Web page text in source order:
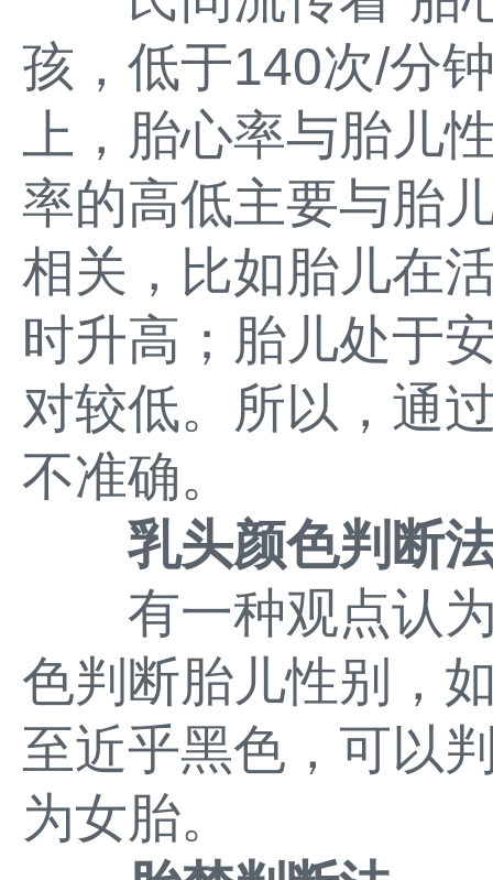
孩，低于140次/分
上，胎心率与胎儿
率的高低主要与胎
相关，比如胎儿在
时升高；胎儿处于
对较低。所以，通
不准确。
乳头颜色判断
有一种观点认为
色判断胎儿性别，
至近乎黑色，可以
为女胎。